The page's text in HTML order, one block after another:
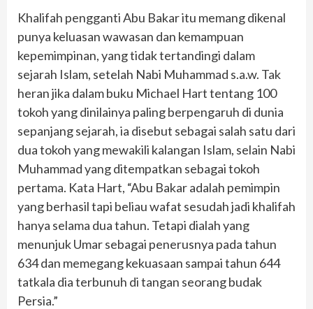
Khalifah pengganti Abu Bakar itu memang dikenal
punya keluasan wawasan dan kemampuan
kepemimpinan, yang tidak tertandingi dalam
sejarah Islam, setelah Nabi Muhammad s.a.w. Tak
heran jika dalam buku Michael Hart tentang 100
tokoh yang dinilainya paling berpengaruh di dunia
sepanjang sejarah, ia disebut sebagai salah satu dari
dua tokoh yang mewakili kalangan Islam, selain Nabi
Muhammad yang ditempatkan sebagai tokoh
pertama. Kata Hart, “Abu Bakar adalah pemimpin
yang berhasil tapi beliau wafat sesudah jadi khalifah
hanya selama dua tahun. Tetapi dialah yang
menunjuk Umar sebagai penerusnya pada tahun
634 dan memegang kekuasaan sampai tahun 644
tatkala dia terbunuh di tangan seorang budak
Persia.”